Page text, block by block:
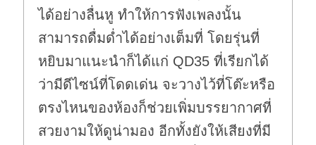
ได้อย่างลื่นหู ทำให้การฟังเพลงนั้น
สามารถดื่มด่ำได้อย่างเต็มที่ โดยรุ่นที่
หยิบมาแนะนำก็ได้แก่ QD35 ที่เรียกได้
ว่ามีดีไซน์ที่โดดเด่น จะวางไว้ที่โต๊ะหรือ
ตรงไหนของห้องก็ช่วยเพิ่มบรรยากาศที่
สวยงามให้ดูน่ามอง อีกทั้งยังให้เสียงที่มี